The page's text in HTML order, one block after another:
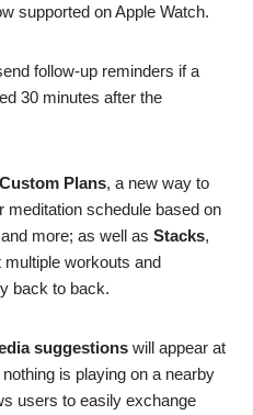
supported on Apple Watch.
follow-up reminders if a
30 minutes after the
Custom Plans, a new way to
schedule based on
more; as well as Stacks,
workouts and
back to back.
suggestions will appear at
is playing on a nearby
users to easily exchange